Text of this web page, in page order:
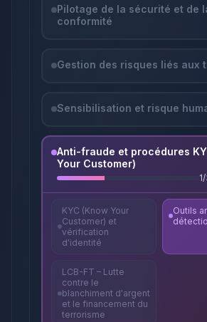
Pilotage de la sécurité et de
conformité
Gestion des risques liés aux
Sensibilisation et risque
Anti-fraude et procédures
Your Customer)
1/
KYC (Know Your
Customer) et
vérification
d'identité
Outils
LCB-FT – Lutte
contre le
blanchiment d'argent
et le financement du
terrorisme